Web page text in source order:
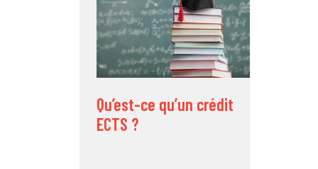
Qu’est-ce qu’un crédit
ECTS ?